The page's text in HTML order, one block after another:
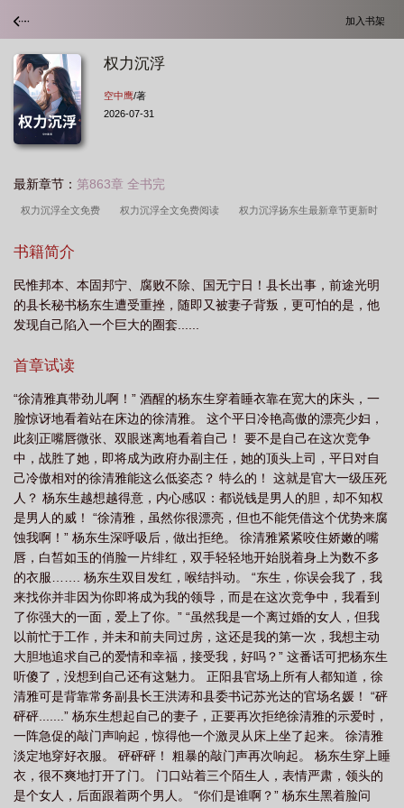
加入书架
权力沉浮
空中鹰/著
2026-07-31
最新章节： 第863章 全书完
权力沉浮全文免费 权力沉浮全文免费阅读 权力沉浮扬东生最新章节更新时
手机版权力沉浮
生 权力沉浮全文免费阅读最新章节无弹窗 权力沉浮 空中鹰 权力沉浮第
2700章最新章节更新了吗 权力下沉是什么意思
书籍简介
民惟邦本、本固邦宁、腐败不除、国无宁日！县长出事，前途光明
的县长秘书杨东生遭受重挫，随即又被妻子背叛，更可怕的是，他
发现自己陷入一个巨大的圈套......
首章试读
“徐清雅真带劲儿啊！” 酒醒的杨东生穿着睡衣靠在宽大的床头，一
脸惊讶地看着站在床边的徐清雅。 这个平日冷艳高傲的漂亮少妇，
此刻正嘴唇微张、双眼迷离地看着自己！ 要不是自己在这次竞争
中，战胜了她，即将成为政府办副主任，她的顶头上司，平日对自
己冷傲相对的徐清雅能这么低姿态？ 特么的！ 这就是官大一级压死
人？ 杨东生越想越得意，内心感叹：都说钱是男人的胆，却不知权
是男人的威！ “徐清雅，虽然你很漂亮，但也不能凭借这个优势来腐
蚀我啊！” 杨东生深呼吸后，做出拒绝。 徐清雅紧紧咬住娇嫩的嘴
唇，白皙如玉的俏脸一片绯红，双手轻轻地开始脱着身上为数不多
的衣服……. 杨东生双目发红，喉结抖动。 “东生，你误会我了，我
来找你并非因为你即将成为我的领导，而是在这次竞争中，我看到
了你强大的一面，爱上了你。” “虽然我是一个离过婚的女人，但我
以前忙于工作，并未和前夫同过房，这还是我的第一次，我想主动
大胆地追求自己的爱情和幸福，接受我，好吗？” 这番话可把杨东生
听傻了，没想到自己还有这魅力。 正阳县官场上所有人都知道，徐
清雅可是背靠常务副县长王洪涛和县委书记苏光达的官场名媛！ “砰
砰砰.......” 杨东生想起自己的妻子，正要再次拒绝徐清雅的示爱时，
一阵急促的敲门声响起，惊得他一个激灵从床上坐了起来。 徐清雅
淡定地穿好衣服。 砰砰砰！ 粗暴的敲门声再次响起。 杨东生穿上睡
衣，很不爽地打开了门。 门口站着三个陌生人，表情严肃，领头的
是个女人，后面跟着两个男人。 “你们是谁啊？” 杨东生黑着脸问